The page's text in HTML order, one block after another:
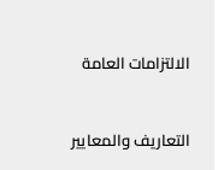
العامة
والمعايير